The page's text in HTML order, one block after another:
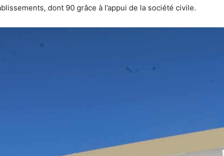
dont 90 grâce à l’appui de la société civile.